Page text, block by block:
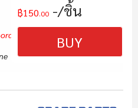
฿150.00
/ชิ้น
BUY
อะไหล่ส่วนอื่น ๆ นอกเหนือ